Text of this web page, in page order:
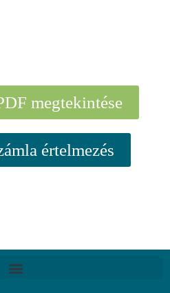
megtekintése​
értelmezés